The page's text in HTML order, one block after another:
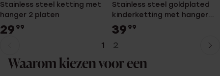
Stainless steel ketting met
hanger 2 platen
29 99
Stainless steel goldplated
kinderketting met hanger
kruis
39 99
pagina
1 2
naarWaarom kiezen voor een